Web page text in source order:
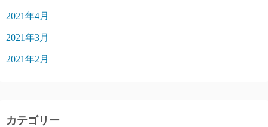
2021年4月
2021年3月
2021年2月
カテゴリー